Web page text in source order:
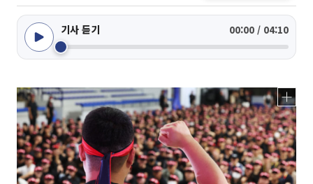
기사 듣기 00:00 / 04:10